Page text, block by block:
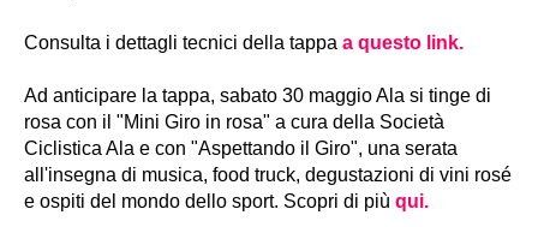
Consulta i dettagli tecnici della tappa a questo link.
Ad anticipare la tappa, sabato 30 maggio Ala si tinge di
rosa con il "Mini Giro in rosa" a cura della Società
Ciclistica Ala e con "Aspettando il Giro", una serata
all'insegna di musica, food truck, degustazioni di vini rosé
e ospiti del mondo dello sport. Scopri di più qui.